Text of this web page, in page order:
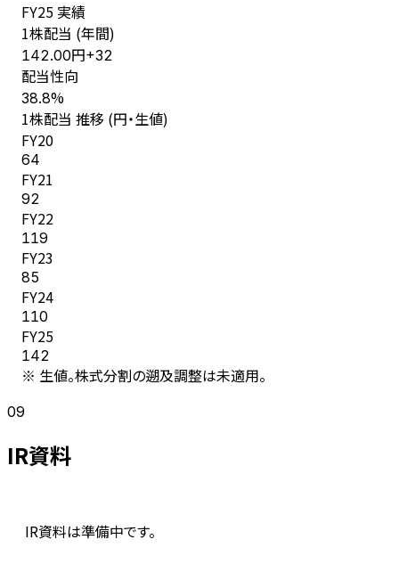
FY25 実績
1株配当 (年間)
142.00円+32
配当性向
38.8%
1株配当 推移 (円・生値)
FY20
64
FY21
92
FY22
119
FY23
85
FY24
110
FY25
142
※ 生値。株式分割の遡及調整は未適用。
09
IR資料
IR資料は準備中です。